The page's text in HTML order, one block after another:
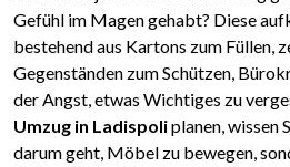
Gefühl im Magen gehabt? Diese
bestehend aus Kartons zum Füllen,
Gegenständen zum Schützen,
der Angst, etwas Wichtiges zu
Umzug in Ladispoliplanen, wissen
darum geht, Möbel zu bewegen,